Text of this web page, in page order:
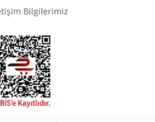
Bilgilerimiz